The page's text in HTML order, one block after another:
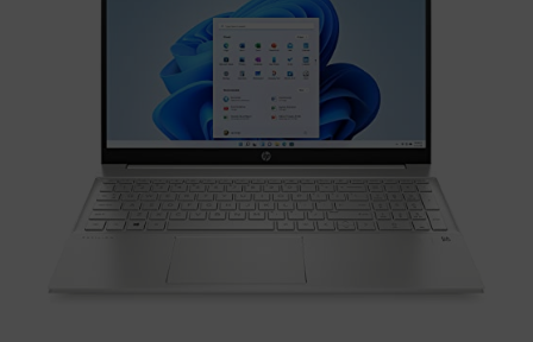
Warenkorb